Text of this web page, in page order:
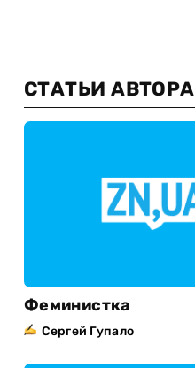
СТАТЬИ АВТОРА
Феминистка
Сергей Гупало